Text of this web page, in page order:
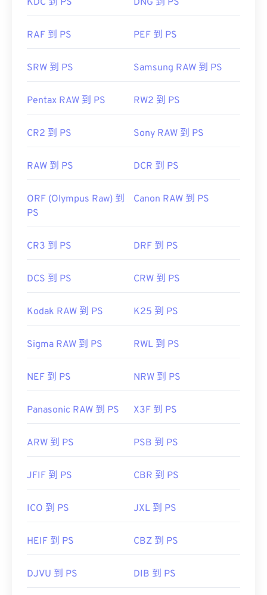
KDC 到 PS DNG 到 PS
RAF 到 PS PEF 到 PS
SRW 到 PS Samsung RAW 到 PS
Pentax RAW 到 PS RW2 到 PS
CR2 到 PS Sony RAW 到 PS
RAW 到 PS DCR 到 PS
ORF (Olympus Raw) 到
PS
Canon RAW 到 PS
CR3 到 PS DRF 到 PS
DCS 到 PS CRW 到 PS
Kodak RAW 到 PS K25 到 PS
Sigma RAW 到 PS RWL 到 PS
NEF 到 PS NRW 到 PS
Panasonic RAW 到 PS X3F 到 PS
ARW 到 PS PSB 到 PS
JFIF 到 PS CBR 到 PS
ICO 到 PS JXL 到 PS
HEIF 到 PS CBZ 到 PS
DJVU 到 PS DIB 到 PS